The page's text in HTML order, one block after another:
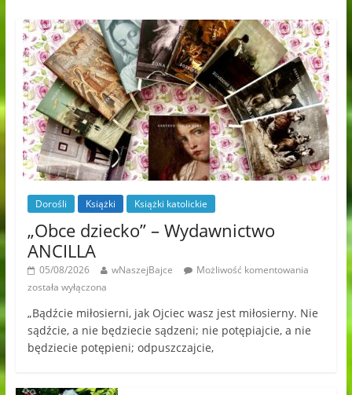
Dorośli Książki Książki katolickie
„Obce dziecko” – Wydawnictwo
ANCILLA
05/08/2026 wNaszejBajce
Możliwość komentowania
została wyłączona
„Bądźcie miłosierni, jak Ojciec wasz jest miłosierny. Nie
sądźcie, a nie będziecie sądzeni; nie potępiajcie, a nie
będziecie potępieni; odpuszczajcie,